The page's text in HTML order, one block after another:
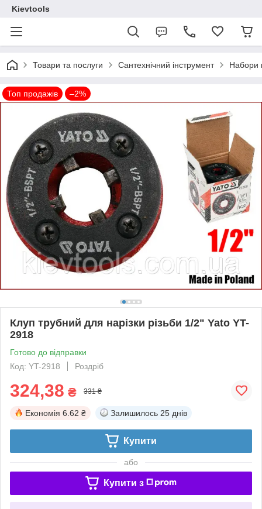
Kievtools
Товари та послуги Сантехнічний інструмент Набори
Топ продажів –2%
Клуп трубний для нарізки різьби 1/2" Yato YT-
2918
Готово до відправки
Код: YT-2918
Роздріб
324,38 ₴ 331 ₴
Економія 6.62 ₴ Залишилось 25 днів
Купити
або
Купити з